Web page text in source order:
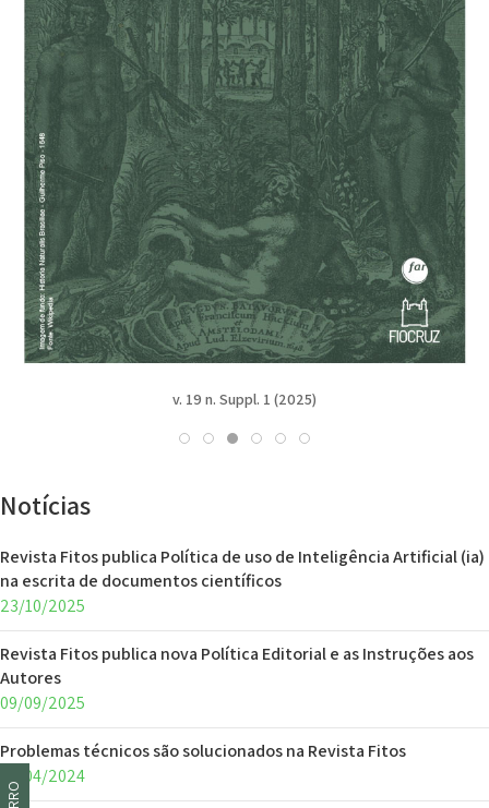
v. 19 n. Suppl. 1 (2025)
Notícias
Revista Fitos publica Política de uso de Inteligência Artificial (ia)
na escrita de documentos científicos
23/10/2025
Revista Fitos publica nova Política Editorial e as Instruções aos
Autores
09/09/2025
Problemas técnicos são solucionados na Revista Fitos
09/04/2024